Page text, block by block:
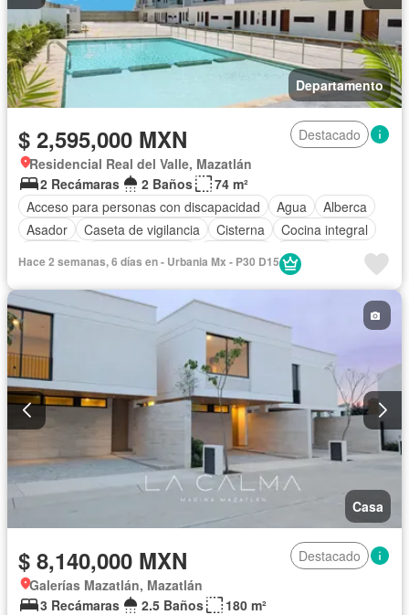
Departamento
$ 2,595,000 MXN
Destacado
Residencial Real del Valle, Mazatlán
2 Recámaras
2 Baños
74 m²
Acceso para personas con discapacidad
Agua
Alberca
Asador
Caseta de vigilancia Cisterna
Cocina integral
Terraza
Hace 2 semanas, 6 días en - Urbania Mx - P30 D15
Casa
$ 8,140,000 MXN
Destacado
Galerías Mazatlán, Mazatlán
3 Recámaras
2.5 Baños
180 m²